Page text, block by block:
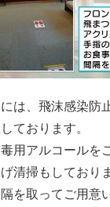
は、飛沫感染防
ております。
用アルコールを
清掃もしており
を取ってご用意